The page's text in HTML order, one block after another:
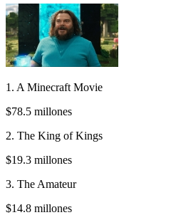
1. A Minecraft Movie
$78.5 millones
2. The King of Kings
$19.3 millones
3. The Amateur
$14.8 millones